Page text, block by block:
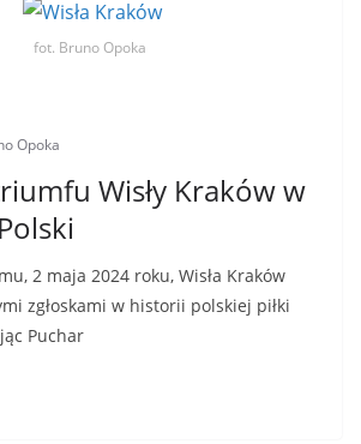
fot. Bruno Opoka
Opoka
Wisły Kraków w
2 maja 2024 roku, Wisła Kraków
zgłoskami w historii polskiej piłki
Puchar